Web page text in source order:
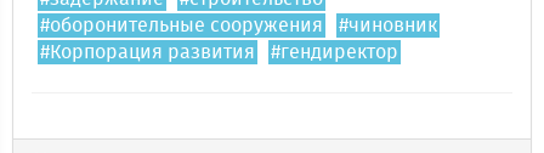
#оборонительные сооружения
#чиновник
#Корпорация развития
#гендиректор